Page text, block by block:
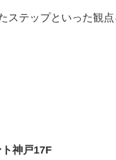
ステップといった観
神戸17F